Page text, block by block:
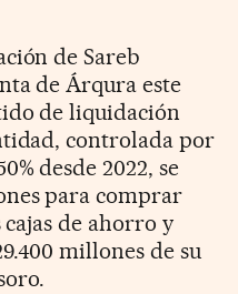
de Sareb
de Árqura este
de liquidación
controlada por
desde 2022, se
para comprar
de ahorro y
millones de su